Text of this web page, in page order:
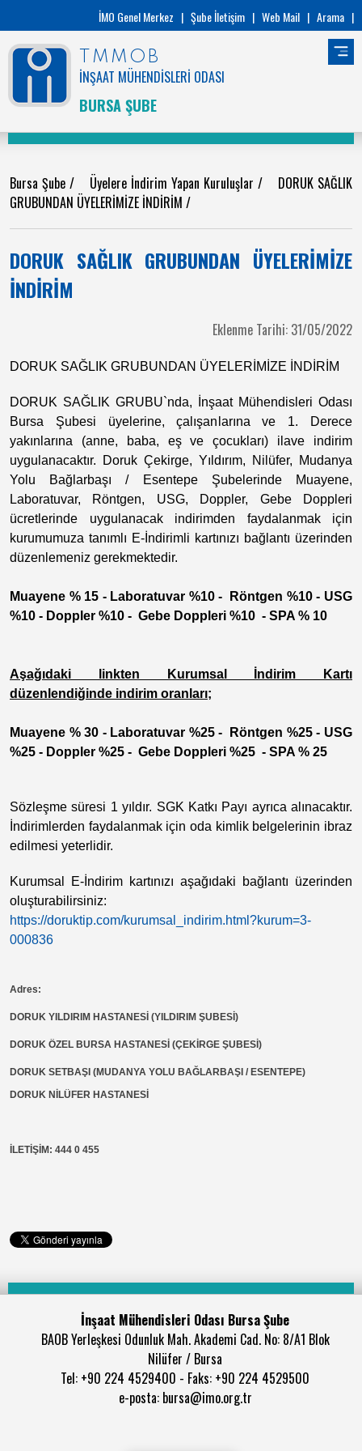
İMO Genel Merkez | Şube İletişim | Web Mail | Arama |
TMMOB
İNŞAAT MÜHENDİSLERİ ODASI
BURSA ŞUBE
Bursa Şube / Üyelere İndirim Yapan Kuruluşlar / DORUK SAĞLIK
GRUBUNDAN ÜYELERİMİZE İNDİRİM /
DORUK SAĞLIK GRUBUNDAN ÜYELERİMİZE
İNDİRİM
Eklenme Tarihi: 31/05/2022
DORUK SAĞLIK GRUBUNDAN ÜYELERİMİZE İNDİRİM
DORUK SAĞLIK GRUBU`nda, İnşaat Mühendisleri Odası
Bursa Şubesi üyelerine, çalışanlarına ve 1. Derece
yakınlarına (anne, baba, eş ve çocukları) ilave indirim
uygulanacaktır. Doruk Çekirge, Yıldırım, Nilüfer, Mudanya
Yolu Bağlarbaşı / Esentepe Şubelerinde Muayene,
Laboratuvar, Röntgen, USG, Doppler, Gebe Doppleri
ücretlerinde uygulanacak indirimden faydalanmak için
kurumumuza tanımlı E-İndirimli kartınızı bağlantı üzerinden
düzenlemeniz gerekmektedir.
Muayene % 15 - Laboratuvar %10 - Röntgen %10 - USG
%10 - Doppler %10 - Gebe Doppleri %10 - SPA % 10
Aşağıdaki linkten Kurumsal İndirim Kartı
düzenlendiğinde indirim oranları;
Muayene % 30 - Laboratuvar %25 - Röntgen %25 - USG
%25 - Doppler %25 - Gebe Doppleri %25 - SPA % 25
Sözleşme süresi 1 yıldır. SGK Katkı Payı ayrıca alınacaktır.
İndirimlerden faydalanmak için oda kimlik belgelerinin ibraz
edilmesi yeterlidir.
Kurumsal E-İndirim kartınızı aşağıdaki bağlantı üzerinden
oluşturabilirsiniz:
https://doruktip.com/kurumsal_indirim.html?kurum=3-
000836
Adres:
DORUK YILDIRIM HASTANESİ (YILDIRIM ŞUBESİ)
DORUK ÖZEL BURSA HASTANESİ (ÇEKİRGE ŞUBESİ)
DORUK SETBAŞI (MUDANYA YOLU BAĞLARBAŞI / ESENTEPE)
DORUK NİLÜFER HASTANESİ
İLETİŞİM: 444 0 455
İnşaat Mühendisleri Odası Bursa Şube
BAOB Yerleşkesi Odunluk Mah. Akademi Cad. No: 8/A1 Blok
Nilüfer / Bursa
Tel: +90 224 4529400 - Faks: +90 224 4529500
e-posta: bursa@imo.org.tr